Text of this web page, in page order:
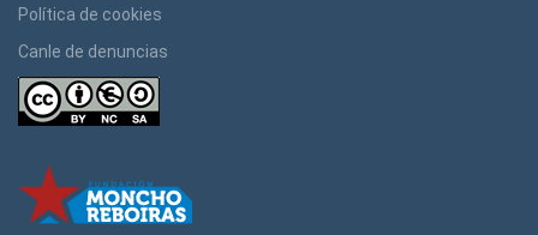
Política de cookies
Canle de denuncias